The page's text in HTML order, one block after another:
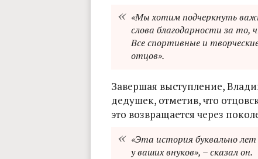
«Мы хотим подчеркнуть
слова благодарности за то,
Все спортивные и
отцов».
Завершая выступление,
дедушек, отметив, что
это возвращается через
«Эта история буквально
у ваших внуков», – сказал он.